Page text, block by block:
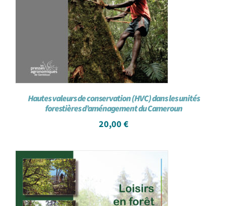
Hautes valeurs de conservation (HVC) dans les unités
forestières d’aménagement du Cameroun
20,00 €